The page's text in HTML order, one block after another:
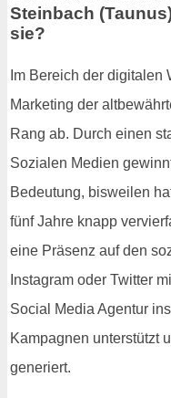
Steinbach
sie?
Im Bereich der
Marketing der
Rang ab. Durch einen
Sozialen Medien
Bedeutung, bisweilen
fünf Jahre knapp
eine Präsenz auf den
Instagram oder Twitter
Social Media Agentur
Kampagnen unterstützt
generiert.